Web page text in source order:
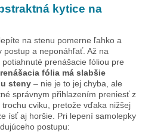
kytice na
na stenu pomerne ľahko a
postup a neponáhľať. Až na
prenášacie fóliou pre
fólia má slabšie
steny – nie je to jej chyba, ale
správnym přihlazením preniesť z
cviku, pretože vďaka nižšej
ísť aj horšie. Pri lepení samolepky
postupu: